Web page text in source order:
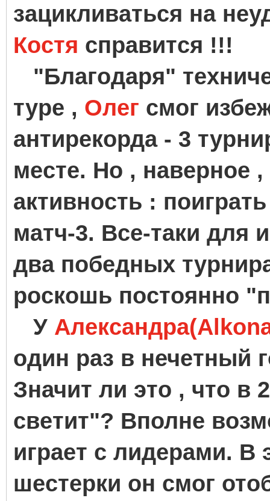
зацикливаться на
Костя справится !!!
"Благодаря"
туре , Олег смог
антирекорда - 3
месте. Но , наверное
активность :
матч-3. Все-таки для
два победных
роскошь постоянно
У
один раз в нечетный
Значит ли это , что в
светит"? Вполне
играет с лидерами. В
шестерки он смог